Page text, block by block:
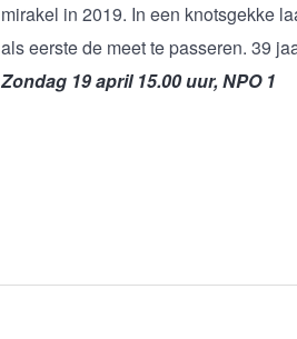
mirakel in 2019. In een knotsgekke
als eerste de meet te passeren. 39
Zondag 19 april 15.00 uur, NPO 1